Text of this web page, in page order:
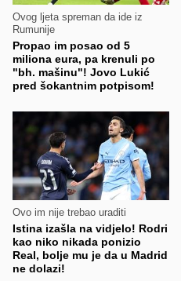
Ovog ljeta spreman da ide iz
Rumunije
Propao im posao od 5
miliona eura, pa krenuli po
"bh. mašinu"! Jovo Lukić
pred šokantnim potpisom!
Ovo im nije trebao uraditi
Istina izašla na vidjelo! Rodri
kao niko nikada ponizio
Real, bolje mu je da u Madrid
ne dolazi!